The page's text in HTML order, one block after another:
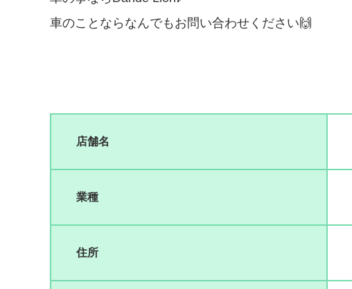
車のことならなんでもお問い合わせください🙌
店舗名
業種
住所